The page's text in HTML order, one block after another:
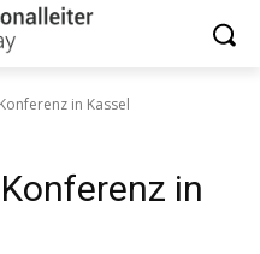
in Kassel
in